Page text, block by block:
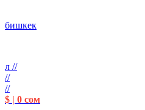
бишкек
л //
//
//
$ | 0 сом